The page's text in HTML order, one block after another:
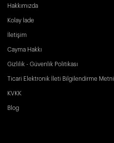
Hakkımızda
Kolay İade
İletişim
Cayma Hakkı
Gizlilik - Güvenlik Politikası
Ticari Elektronik İleti Bilgilendirme Metni
KVKK
Blog